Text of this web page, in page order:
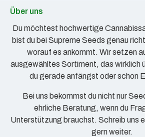
Über uns
Du möchtest hochwertige
bist du bei Supreme Seeds genau
worauf es ankommt. Wir setzen
ausgewähltes Sortiment, das wirklich
du gerade anfängst oder schon
Bei uns bekommst du nicht nur
ehrliche Beratung, wenn du
Unterstützung brauchst. Schreib uns
gern weiter.